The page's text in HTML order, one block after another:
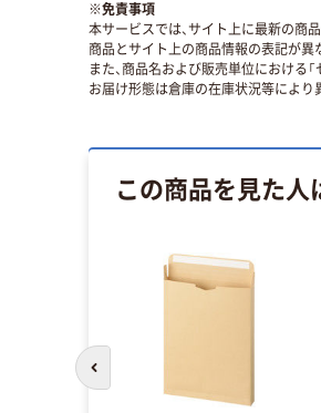
※免責事項
本サービスでは、サイト上に最新の商
商品とサイト上の商品情報の表記が異
また、商品名および販売単位における
お届け形態は倉庫の在庫状況等により
この商品を見た